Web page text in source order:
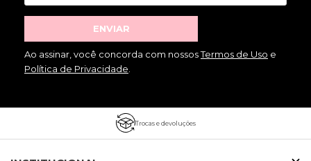
ENVIAR
Ao assinar, você concorda com nossosTermos de Uso e
Política de Privacidade
Trocas e devoluções